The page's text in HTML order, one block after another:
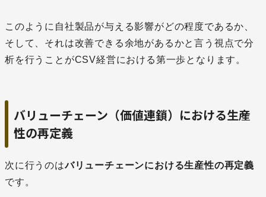
このように自社製品が与える影響がどの程度であるか、
そして、それは改善できる余地があるかと言う視点で分
析を行うことがCSV経営における第一歩となります。
バリューチェーン（価値連鎖）における生産
性の再定義
次に行うのはバリューチェーンにおける生産性の再定義
です。